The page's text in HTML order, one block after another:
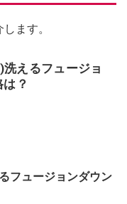
ます。
えるフュージョ
？
フュージョンダウン